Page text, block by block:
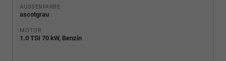
AUSSENFARBE
ascotgrau
MOTOR
1.0 TSI 70 kW, Benzin